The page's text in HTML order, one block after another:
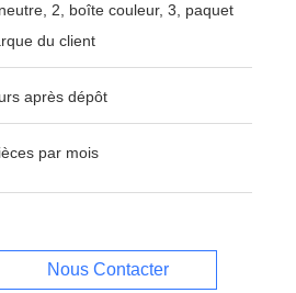
2, boîte couleur, 3, paquet
du client
après dépôt
par mois
Nous Contacter